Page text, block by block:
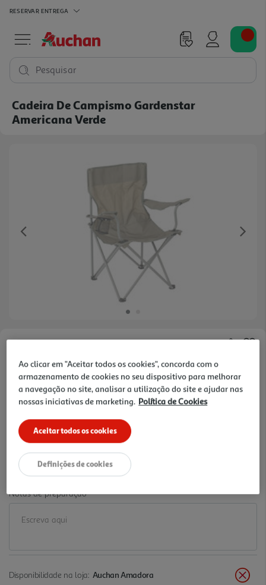
RESERVAR ENTREGA
Pesquisar
Cadeira De Campismo Gardenstar
Americana Verde
Previous
Ref. / EAN:3665257730789
Price reduced from
17,99 € to
14,99 €
Promoção: de 16/6/2026 a 31/8/2026
Notas de preparação
Disponibilidade na loja: Auchan Amadora
Ao clicar em "Aceitar todos os cookies", concorda com o
armazenamento de cookies no seu dispositivo para melhorar
a navegação no site, analisar a utilização do site e ajudar nas
nossas iniciativas de marketing. Política de Cookies
Aceitar todos os cookies
Definições de cookies